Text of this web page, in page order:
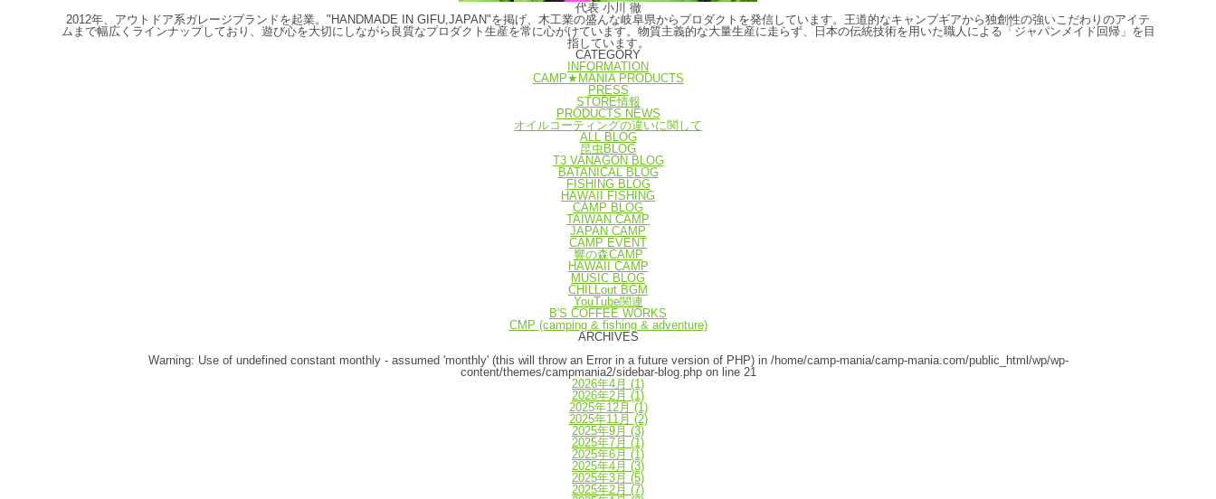
代表 小川 徹
2012年、アウトドア系ガレージブランドを起業。"HANDMADE IN GIFU,JAPAN"を掲げ、木工業の盛んな岐阜県からプロダクトを発信しています。王道的なキャンプギアから独創性の強いこだわりのアイテ
ムまで幅広くラインナップしており、遊び心を大切にしながら良質なプロダクト生産を常に心がけています。物質主義的な大量生産に走らず、日本の伝統技術を用いた職人による「ジャパンメイド回帰」を目
指しています。
CATEGORY
INFORMATION
CAMP★MANIA PRODUCTS
PRESS
STORE情報
PRODUCTS NEWS
オイルコーティングの違いに関して
ALL BLOG
昆虫BLOG
T3 VANAGON BLOG
BATANICAL BLOG
FISHING BLOG
HAWAII FISHING
CAMP BLOG
TAIWAN CAMP
JAPAN CAMP
CAMP EVENT
響の森CAMP
HAWAII CAMP
MUSIC BLOG
CHILLout BGM
YouTube関連
B'S COFFEE WORKS
CMP (camping & fishing & adventure)
ARCHIVES
Warning: Use of undefined constant monthly - assumed 'monthly' (this will throw an Error in a future version of PHP) in /home/camp-mania/camp-mania.com/public_html/wp/wp-
content/themes/campmania2/sidebar-blog.phpon line 21
2026年4月 (1)
2026年2月 (1)
2025年12月 (1)
2025年11月 (2)
2025年9月 (3)
2025年7月 (1)
2025年6月 (1)
2025年4月 (3)
2025年3月 (5)
2025年2月 (7)